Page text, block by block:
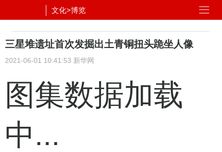
文化>博览
三星堆遗址首次发掘出土青铜扭头跪坐人像
2021-06-01 10:41:53 新华网
图集数据加载
中...